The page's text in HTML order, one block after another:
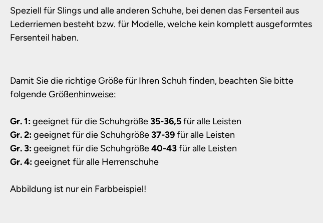
Speziell für Slings und alle anderen Schuhe, bei denen das Fersenteil aus
Lederriemen besteht bzw. für Modelle, welche kein komplett ausgeformtes
Fersenteil haben.
Damit Sie die richtige Größe für Ihren Schuh finden, beachten Sie bitte
folgendeGrößenhinweise:
Gr. 1:geeignet für die Schuhgröße35-36,5für alle Leisten
Gr. 2:geeignet für die Schuhgröße37-39für alle Leisten
Gr. 3:geeignet für die Schuhgröße40-43für alle Leisten
Gr. 4:geeignet für alle Herrenschuhe
Abbildung ist nur ein Farbbeispiel!